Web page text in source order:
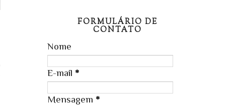
FORMULÁRIO DE
CONTATO
Nome
E-mail *
Mensagem *